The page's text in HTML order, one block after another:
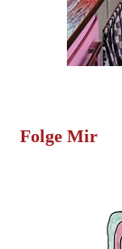
Folge Mir